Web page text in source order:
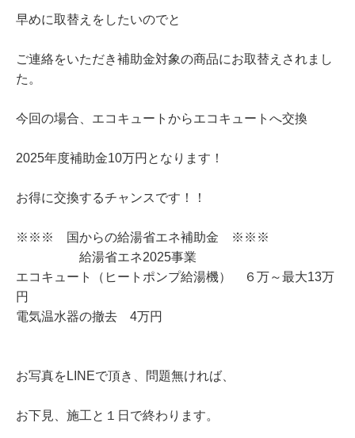
早めに取替えをしたいのでと
ご連絡をいただき補助金対象の商品にお取替えされまし
た。
今回の場合、エコキュートからエコキュートへ交換
2025年度補助金10万円となります！
お得に交換するチャンスです！！
※※※ 国からの給湯省エネ補助金 ※※※
給湯省エネ2025事業
エコキュート（ヒートポンプ給湯機） ６万～最大13万
円
電気温水器の撤去 4万円
お写真をLINEで頂き、問題無ければ、
お下見、施工と１日で終わります。